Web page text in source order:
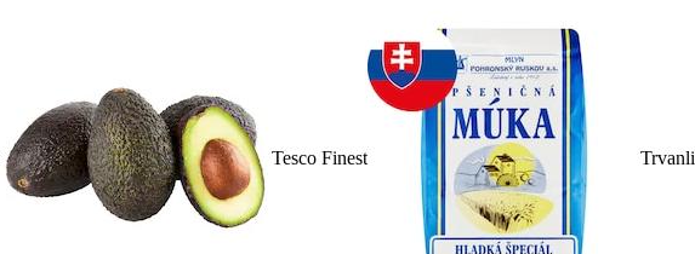
Tesco Finest